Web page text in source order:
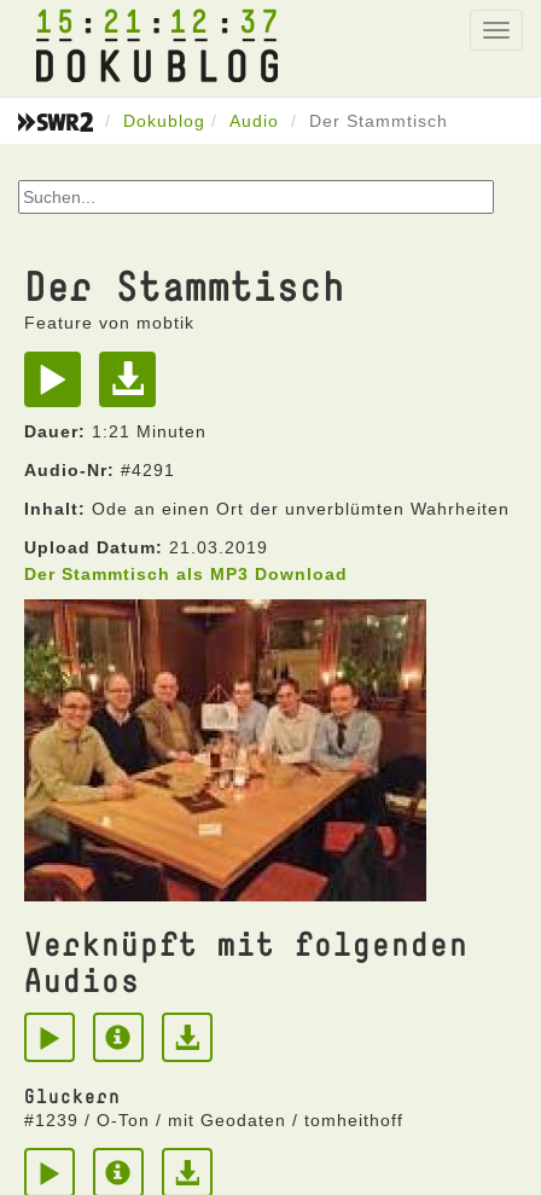
15 21 12 37
Dokublog Audio Der Stammtisch
Der Stammtisch
Feature von mobtik
Dauer: 1:21 Minuten
Audio-Nr: #4291
Inhalt: Ode an einen Ort der unverblümten Wahrheiten
Upload Datum: 21.03.2019
Der Stammtisch als MP3 Download
Verknüpft mit folgenden
Audios
Gluckern
#1239 / O-Ton / mit Geodaten / tomheithoff